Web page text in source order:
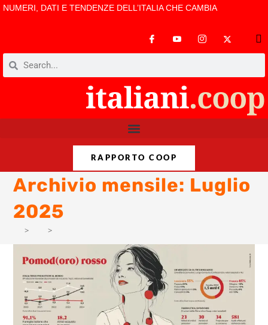
NUMERI, DATI E TENDENZE DELL’ITALIA CHE CAMBIA
RAPPORTO COOP
Archivio mensile: Luglio
2025
> >